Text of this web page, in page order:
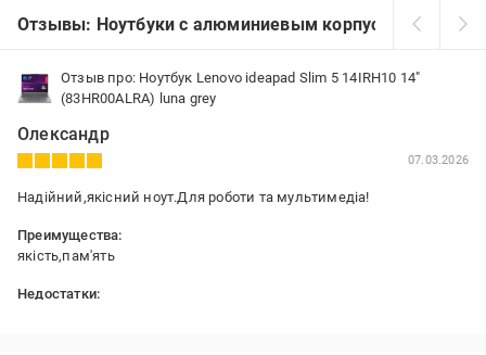
Отзывы: Ноутбуки с алюминиевым корпусом
Отзыв про: Ноутбук Lenovo ideapad Slim 5 14IRH10 14"
(83HR00ALRA) luna grey
Олександр
07.03.2026
Надійний,якісний ноут.Для роботи та мультимедіа!
Преимущества:
якість,пам'ять
Недостатки: